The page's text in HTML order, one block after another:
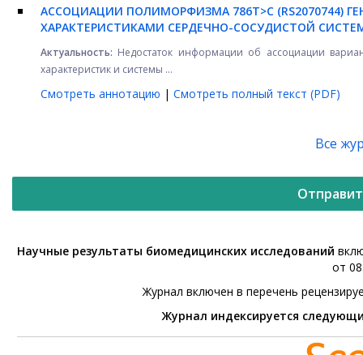
АССОЦИАЦИИ ПОЛИМОРФИЗМА 786T>C (RS2070744)
ХАРАКТЕРИСТИКАМИ СЕРДЕЧНО-СОСУДИСТОЙ
Актуальность: Недостаток информации об ассоциации
характеристик и системы ...
Смотреть аннотацию | Смотреть полный текст (PDF)
Все
Научные результаты биомедицинских исследований
от
Журнал включен в перечень
Журнал индексируется